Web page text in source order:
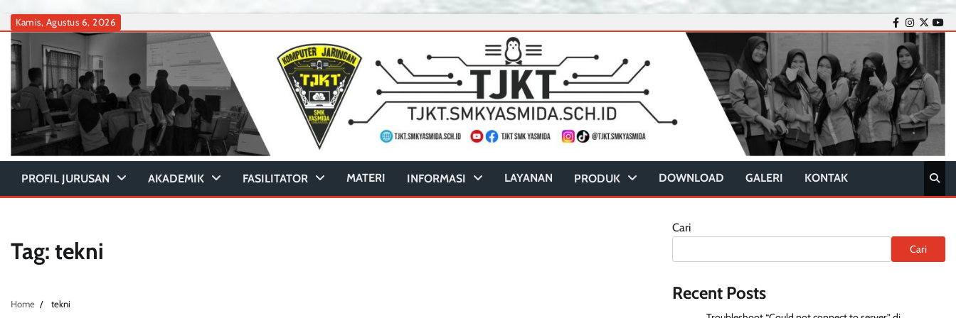
Skip
content
Kamis, Agustus 6, 2026 facebook
instagram
twitter
PROFIL JURUSAN AKADEMIK FASILITATOR MATERI INFORMASI LAYANAN PRODUK DOWNLOAD GALERI KONTAK
Tag: tekni
Home tekni
Cari
Cari
Recent Posts